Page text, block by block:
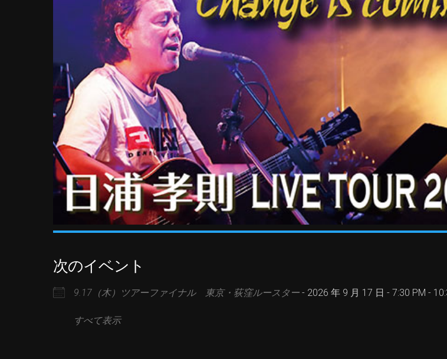
次のイベント
9.17（木）ツアーファイナル 東京・荻窪ルースター - 2026 年 9 月 17 日 - 7:30 PM -
すべて表示